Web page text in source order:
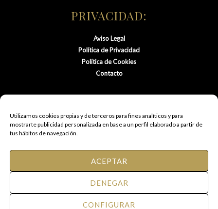
Utilizamos cookies propias y de terceros para fines analíticos y para
mostrarte publicidad personalizada en base a un perfil elaborado a partir de
tus hábitos de navegación.
ACEPTAR
DENEGAR
CONFIGURAR
PRIVACIDAD:
Aviso Legal
Política de Privacidad
Política de Cookies
Contacto
Todos los derechos reservados.